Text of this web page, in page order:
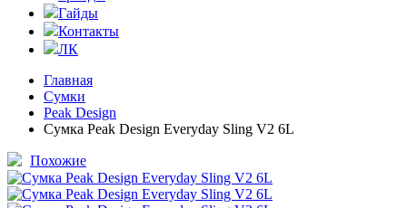
Гайды
Контакты
ЛК
Главная
Сумки
Peak Design
Сумка Peak Design Everyday Sling V2 6L
Похожие